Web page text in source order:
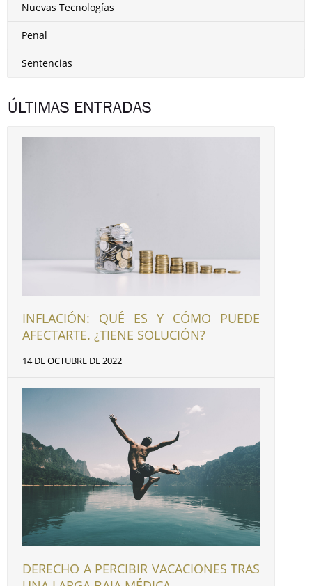
Nuevas Tecnologías
Penal
Sentencias
ÚLTIMAS ENTRADAS
INFLACIÓN: QUÉ ES Y CÓMO PUEDE
AFECTARTE. ¿TIENE SOLUCIÓN?
14 DE OCTUBRE DE 2022
DERECHO A PERCIBIR VACACIONES TRAS